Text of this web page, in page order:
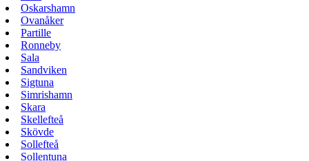
Oskarshamn
Ovanåker
Partille
Ronneby
Sala
Sandviken
Sigtuna
Simrishamn
Skara
Skellefteå
Skövde
Sollefteå
Sollentuna